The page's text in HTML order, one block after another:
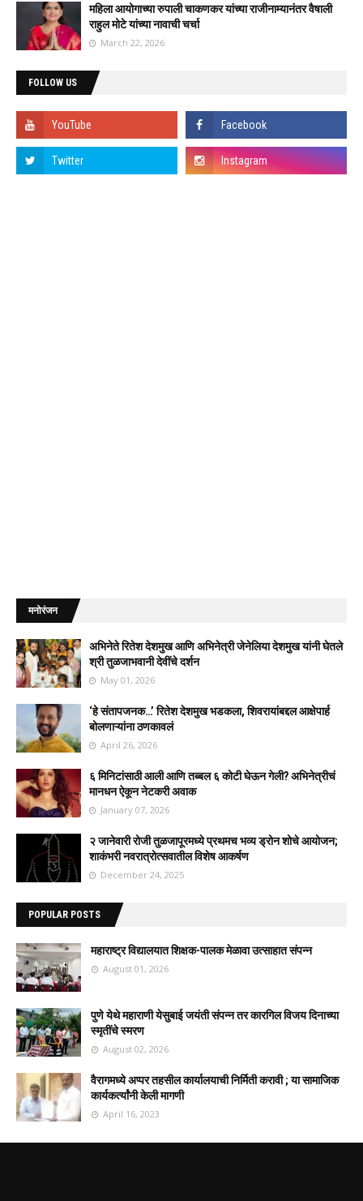
महिला आयोगाच्या रुपाली चाकणकर यांच्या राजीनाम्यानंतर वैषाली
राहुल मोटे यांच्या नावाची चर्चा
March 22, 2026
FOLLOW US
मनोरंजन
अभिनेते रितेश देशमुख आणि अभिनेत्री जेनेलिया देशमुख यांनी घेतले
श्री तुळजाभवानी देवींचे दर्शन
May 01, 2026
‘हे संतापजनक…’ रितेश देशमुख भडकला, शिवरायांबद्दल आक्षेपार्ह
बोलणाऱ्यांना ठणकावलं
April 26, 2026
६ मिनिटांसाठी आली आणि तब्बल ६ कोटी घेऊन गेली? अभिनेत्रीचं
मानधन ऐकून नेटकरी अवाक
January 07, 2026
२ जानेवारी रोजी तुळजापूरमध्ये प्रथमच भव्य ड्रोन शोचे आयोजन;
शाकंभरी नवरात्रोत्सवातील विशेष आकर्षण
December 24, 2025
POPULAR POSTS
महाराष्ट्र विद्यालयात शिक्षक-पालक मेळावा उत्साहात संपन्न
August 01, 2026
पुणे येथे महाराणी येसुबाई जयंती संपन्न तर कारगिल विजय दिनाच्या
स्मृतींचे स्मरण
August 02, 2026
वैरागमध्ये अप्पर तहसील कार्यालयाची निर्मिती करावी ; या सामाजिक
कार्यकर्त्यांनी केली मागणी
April 16, 2023